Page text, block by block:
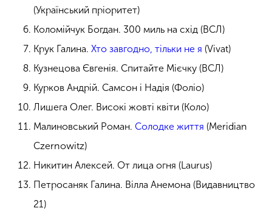
(Український пріоритет)
Коломійчук Богдан. 300 миль на схід (ВСЛ)
Крук Галина. Хто завгодно, тільки не я (Vivat)
Кузнецова Євгенія. Спитайте Мієчку (ВСЛ)
Курков Андрій. Самсон і Надія (Фоліо)
Лишега Олег. Високі жовті квіти (Коло)
Малиновський Роман. Солодке життя (Meridian
Czernowitz)
Никитин Алексей. От лица огня (Laurus)
Петросаняк Галина. Вілла Анемона (Видавництво
21)